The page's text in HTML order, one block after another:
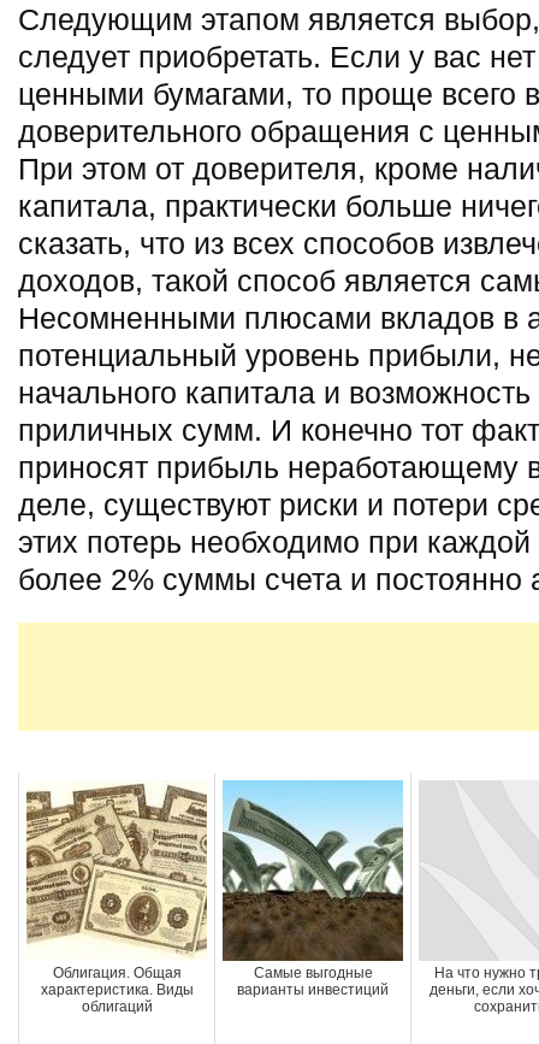
Следующим этапом является
следует приобретать. Если у вас
ценными бумагами, то проще всего
доверительного обращения с
При этом от доверителя, кроме
капитала, практически больше
сказать, что из всех способов
доходов, такой способ является
Несомненными плюсами вкладов в
потенциальный уровень прибыли,
начального капитала и возможность
приличных сумм. И конечно тот
приносят прибыль неработающему
деле, существуют риски и потери
этих потерь необходимо при каждой
более 2% суммы счета и постоянно
Облигация. Общая
характеристика. Виды
облигаций
Самые выгодные
варианты инвестиций
На что нужно
деньги, если